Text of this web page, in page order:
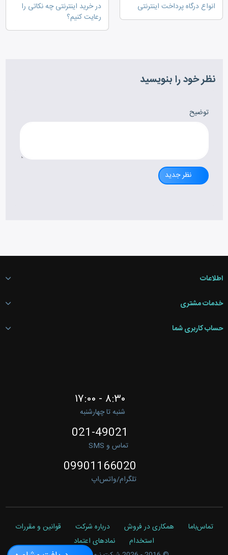
انواع درگاه پرداخت اینترنتی
در خرید اینترنتی چه نکاتی را
رعایت کنیم؟
نظر خود را بنویسید
توضیح
نظر جدید
اطلاعات
خدمات مشتری
حساب کاربری شما
۸:۳۰ - ۱۷:۰۰
شنبه تا چهارشنبه
021-49021
تماس و SMS
09901166020
تلگرام/واتس‌اپ
تماس‌باما همکاری در فروش درباره شرکت
قوانین و مقررات
استخدام
نمادهای اعتماد